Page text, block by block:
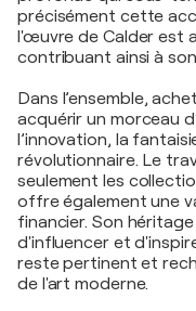
précisément cette
l'œuvre de Calder est
contribuant ainsi à
Dans l’ensemble,
acquérir un morceau
l’innovation, la
révolutionnaire. Le
seulement les
offre également une
financier. Son
d'influencer et
reste pertinent et
de l'art moderne.